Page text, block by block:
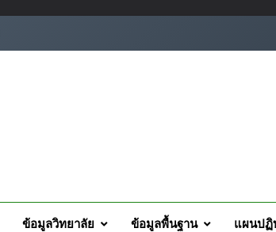
ข้อมูลวิทยาลัย ข้อมูลพื้นฐาน แผนปฏิ